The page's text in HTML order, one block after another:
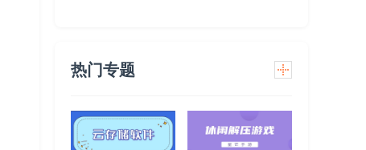
热门专题